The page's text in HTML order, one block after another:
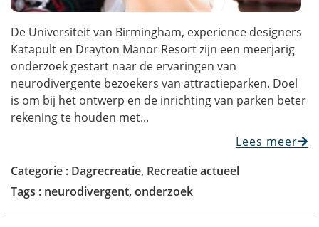
De Universiteit van Birmingham, experience designers
Katapult en Drayton Manor Resort zijn een meerjarig
onderzoek gestart naar de ervaringen van
neurodivergente bezoekers van attractieparken. Doel
is om bij het ontwerp en de inrichting van parken beter
rekening te houden met...
Lees meer
Categorie : Dagrecreatie, Recreatie actueel
Tags : neurodivergent, onderzoek